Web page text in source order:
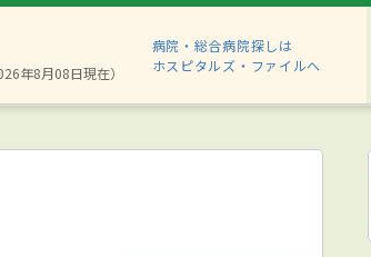
年8月08日現在）
病院・総合病院探しは
ホスピタルズ・ファイルへ